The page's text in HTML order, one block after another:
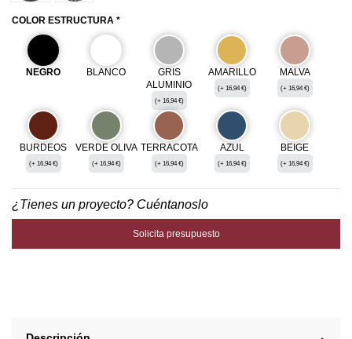
COLOR ESTRUCTURA *
NEGRO BLANCO
GRIS
ALUMINIO
(+ 16,94 €)
AMARILLO
(+ 16,94 €)
MALVA
(+ 16,94 €)
BURDEOS
(+ 16,94 €)
VERDE OLIVA
(+ 16,94 €)
TERRACOTA
(+ 16,94 €)
AZUL
(+ 16,94 €)
BEIGE
(+ 16,94 €)
¿Tienes un proyecto? Cuéntanoslo
Solicita presupuesto